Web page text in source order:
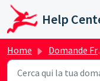
Salta al contenuto
Help
Home Domande Frequenti (FAQ)